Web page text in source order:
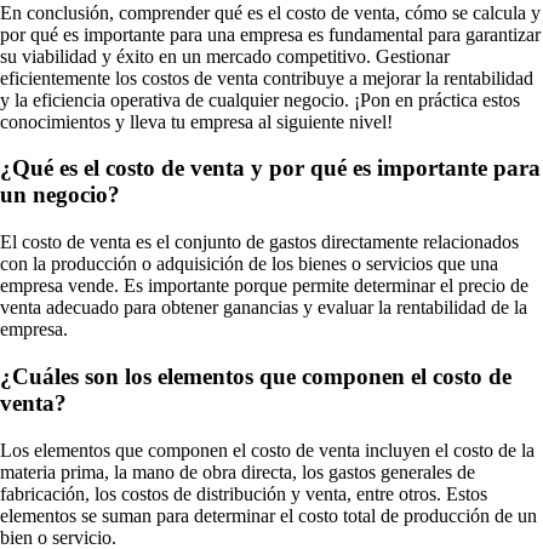
En conclusión, comprender qué es el costo de venta, cómo se calcula y
por qué es importante para una empresa es fundamental para garantizar
su viabilidad y éxito en un mercado competitivo. Gestionar
eficientemente los costos de venta contribuye a mejorar la rentabilidad
y la eficiencia operativa de cualquier negocio. ¡Pon en práctica estos
conocimientos y lleva tu empresa al siguiente nivel!
¿Qué es el costo de venta y por qué es importante para
un negocio?
El costo de venta es el conjunto de gastos directamente relacionados
con la producción o adquisición de los bienes o servicios que una
empresa vende. Es importante porque permite determinar el precio de
venta adecuado para obtener ganancias y evaluar la rentabilidad de la
empresa.
¿Cuáles son los elementos que componen el costo de
venta?
Los elementos que componen el costo de venta incluyen el costo de la
materia prima, la mano de obra directa, los gastos generales de
fabricación, los costos de distribución y venta, entre otros. Estos
elementos se suman para determinar el costo total de producción de un
bien o servicio.